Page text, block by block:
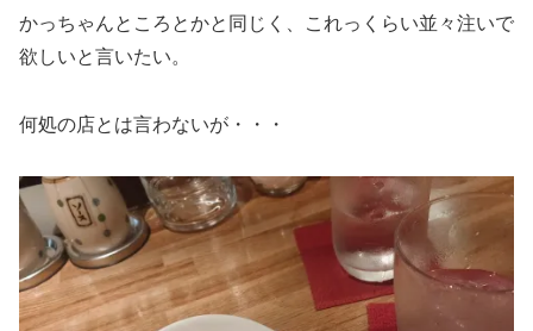
かっちゃんところとかと同じく、これっくらい並々注いで
欲しいと言いたい。
何処の店とは言わないが・・・